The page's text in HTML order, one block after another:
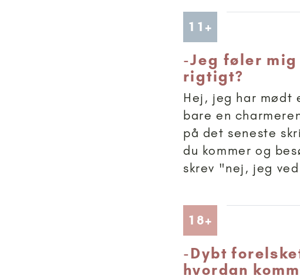
11+
-Jeg føler
rigtigt?
Hej, jeg har mødt
bare en
på det seneste
du kommer og
skrev "nej, jeg
18+
-Dybt
hvordan